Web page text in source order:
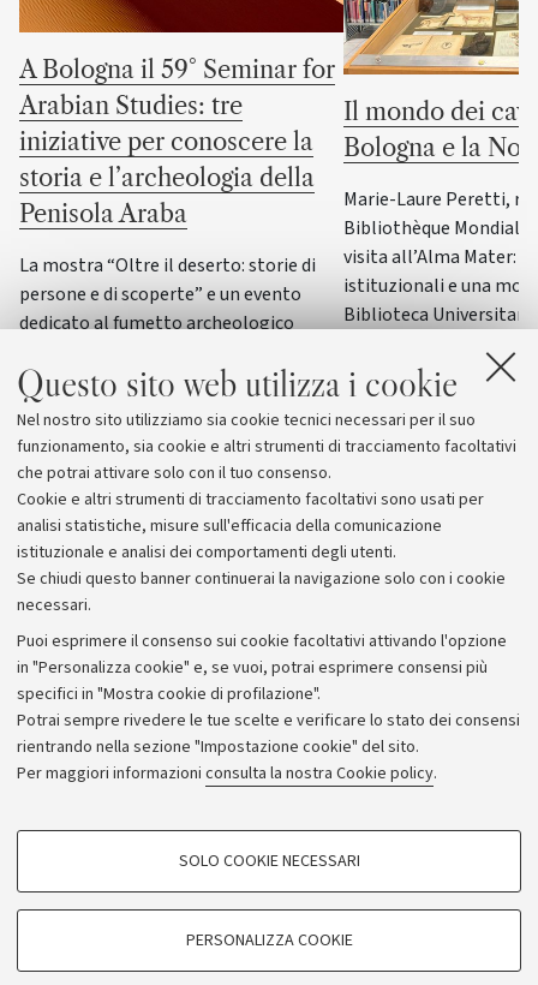
Questo sito web utilizza i cookie
Nel nostro sito utilizziamo sia cookie tecnici necessari per il suo
funzionamento, sia cookie e altri strumenti di tracciamento facoltativi
che potrai attivare solo con il tuo consenso.
Cookie e altri strumenti di tracciamento facoltativi sono usati per
analisi statistiche, misure sull'efficacia della comunicazione
istituzionale e analisi dei comportamenti degli utenti.
Se chiudi questo banner continuerai la navigazione solo con i cookie
necessari.
Puoi esprimere il consenso sui cookie facoltativi attivando l'opzione
in "Personalizza cookie" e, se vuoi, potrai esprimere consensi più
specifici in "Mostra cookie di profilazione".
Potrai sempre rivedere le tue scelte e verificare lo stato dei consensi
rientrando nella sezione "Impostazione cookie" del sito.
Per maggiori informazioni consulta la nostra Cookie policy.
COOKIE DI PROFILAZIONE - FACOLTATIVI
SOLO COOKIE NECESSARI
PERSONALIZZA COOKIE
A Bologna il 59° Seminar for
Arabian Studies: tre
iniziative per conoscere la
storia e l’archeologia della
Penisola Araba
La mostra “Oltre il deserto: storie di
persone e di scoperte” e un evento
dedicato al fumetto archeologico
convegno internazionale di
archeologia e storia della Penisola
Araba
Il mondo dei
Bologna e la
Marie-Laure Peretti,
Bibliothèque Mondiale
visita all’Alma Mater:
istituzionali e una
Biblioteca
Italia
Archivio
Comunicati stampa
Redazione
Rassegna stampa
© Copyright 2026 - ALMA MATER STUDIORUM - Università di
Bologna - Via Zamboni, 33 - 40126 Bologna - PI: 01131710376 -